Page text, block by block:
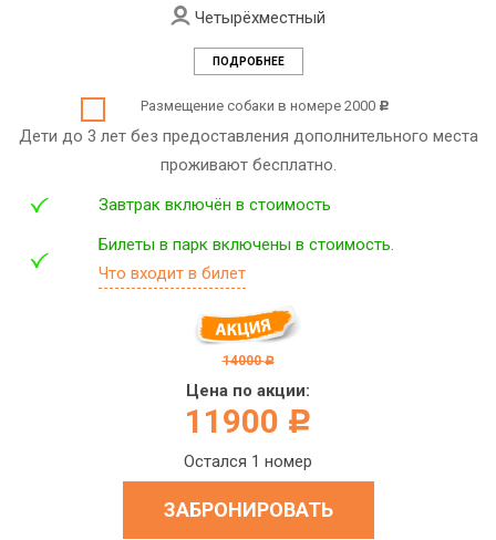
Четырёхместный
ПОДРОБНЕЕ
Размещение собаки в номере 2000 c
Дети до 3 лет без предоставления дополнительного места
проживают бесплатно.
Завтрак включён в стоимость
Билеты в парк включены в стоимость.
Что входит в билет
14000 c
Цена по акции:
11900 c
Остался 1 номер
ЗАБРОНИРОВАТЬ